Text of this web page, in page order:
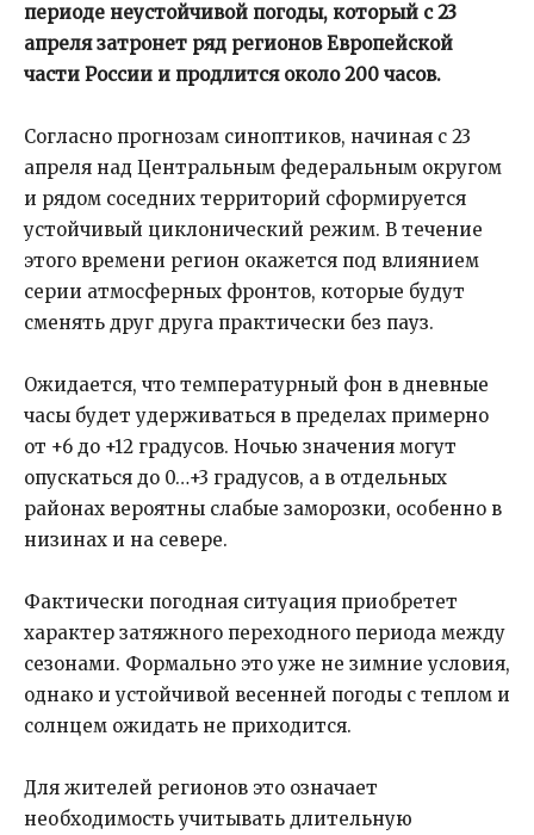
периоде неустойчивой погоды, который с 23
апреля затронет ряд регионов Европейской
части России и продлится около 200 часов.
Согласно прогнозам синоптиков, начиная с 23
апреля над Центральным федеральным округом
и рядом соседних территорий сформируется
устойчивый циклонический режим. В течение
этого времени регион окажется под влиянием
серии атмосферных фронтов, которые будут
сменять друг друга практически без пауз.
Ожидается, что температурный фон в дневные
часы будет удерживаться в пределах примерно
от +6 до +12 градусов. Ночью значения могут
опускаться до 0…+3 градусов, а в отдельных
районах вероятны слабые заморозки, особенно в
низинах и на севере.
Фактически погодная ситуация приобретет
характер затяжного переходного периода между
сезонами. Формально это уже не зимние условия,
однако и устойчивой весенней погоды с теплом и
солнцем ожидать не приходится.
Для жителей регионов это означает
необходимость учитывать длительную